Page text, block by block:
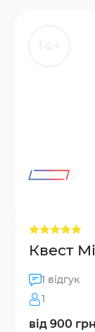
Квест
1 відгук
1
від 900 грн